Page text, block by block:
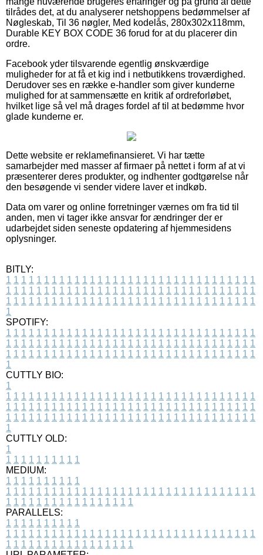
tilrådes det, at du analyserer netshoppens bedømmelser af
Nøgleskab, Til 36 nøgler, Med kodelås, 280x302x118mm,
Durable KEY BOX CODE 36 forud for at du placerer din
ordre.
Facebook yder tilsvarende egentlig ønskværdige
muligheder for at få et kig ind i netbutikkens troværdighed.
Derudover ses en række e-handler som giver kunderne
mulighed for at sammensætte en kritik af ordreforløbet,
hvilket lige så vel må drages fordel af til at bedømme hvor
glade kunderne er.
Dette website er reklamefinansieret. Vi har tætte
samarbejder med masser af firmaer på nettet i form af at vi
præsenterer deres produkter, og indhenter godtgørelse når
den besøgende vi sender videre laver et indkøb.
Data om varer og online forretninger værnes om fra tid til
anden, men vi tager ikke ansvar for ændringer der er
udarbejdet siden seneste opdatering af hjemmesidens
oplysninger.
BITLY:
1 1 1 1 1 1 1 1 1 1 1 1 1 1 1 1 1 1 1 1 1 1 1 1 1 1 1 1 1 1 1 1 1
1 1 1 1 1 1 1 1 1 1 1 1 1 1 1 1 1 1 1 1 1 1 1 1 1 1 1 1 1 1 1 1 1
1 1 1 1 1 1 1 1 1 1 1 1 1 1 1 1 1 1 1 1 1 1 1 1 1 1 1 1 1 1 1 1 1
1
SPOTIFY:
1 1 1 1 1 1 1 1 1 1 1 1 1 1 1 1 1 1 1 1 1 1 1 1 1 1 1 1 1 1 1 1 1
1 1 1 1 1 1 1 1 1 1 1 1 1 1 1 1 1 1 1 1 1 1 1 1 1 1 1 1 1 1 1 1 1
1 1 1 1 1 1 1 1 1 1 1 1 1 1 1 1 1 1 1 1 1 1 1 1 1 1 1 1 1 1 1 1 1
1
CUTTLY BIO:
1
1 1 1 1 1 1 1 1 1 1 1 1 1 1 1 1 1 1 1 1 1 1 1 1 1 1 1 1 1 1 1 1 1
1 1 1 1 1 1 1 1 1 1 1 1 1 1 1 1 1 1 1 1 1 1 1 1 1 1 1 1 1 1 1 1 1
1 1 1 1 1 1 1 1 1 1 1 1 1 1 1 1 1 1 1 1 1 1 1 1 1 1 1 1 1 1 1 1 1
1
CUTTLY OLD:
1
1 1 1 1 1 1 1 1 1 1
MEDIUM:
1 1 1 1 1 1 1 1 1 1
1 1 1 1 1 1 1 1 1 1 1 1 1 1 1 1 1 1 1 1 1 1 1 1 1 1 1 1 1 1 1 1 1
1 1 1 1 1 1 1 1 1 1 1 1 1 1 1 1 1
PARALLELS:
1 1 1 1 1 1 1 1 1 1
1 1 1 1 1 1 1 1 1 1 1 1 1 1 1 1 1 1 1 1 1 1 1 1 1 1 1 1 1 1 1 1 1
1 1 1 1 1 1 1 1 1 1 1 1 1 1 1 1 1